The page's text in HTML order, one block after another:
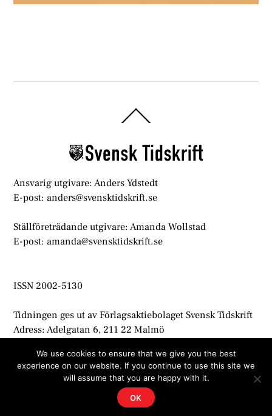
To
Ansvarig utgivare: Anders Ydstedt
E-post: anders@svensktidskrift.se
Ställföreträdande utgivare: Amanda Wollstad
E-post: amanda@svensktidskrift.se
ISSN 2002-5130
Tidningen ges ut av Förlagsaktiebolaget Svensk Tidskrift
Adress: Adelgatan 6, 211 22 Malmö
© Svensk Tidskrift 2021
We use cookies to ensure that we give you the best
experience on our website. If you continue to use this site we
will assume that you are happy with it.
OK